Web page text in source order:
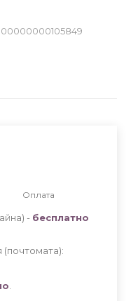
Оплата
- бесплатно